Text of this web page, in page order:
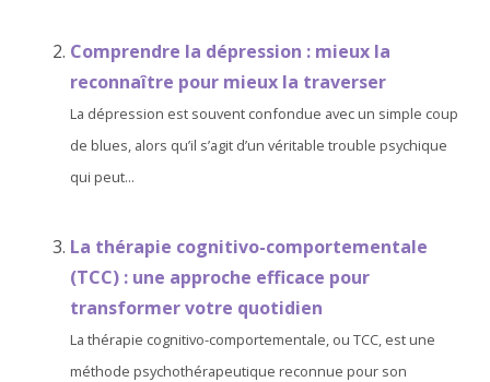
Comprendre la dépression : mieux la
reconnaître pour mieux la traverser
La dépression est souvent confondue avec un simple coup
de blues, alors qu’il s’agit d’un véritable trouble psychique
qui peut...
La thérapie cognitivo-comportementale
(TCC) : une approche efficace pour
transformer votre quotidien
La thérapie cognitivo-comportementale, ou TCC, est une
méthode psychothérapeutique reconnue pour son